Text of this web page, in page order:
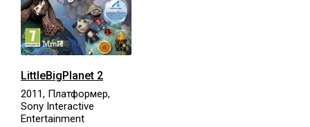
LittleBigPlanet 2
2011, Платформер,
Sony Interactive
Entertainment